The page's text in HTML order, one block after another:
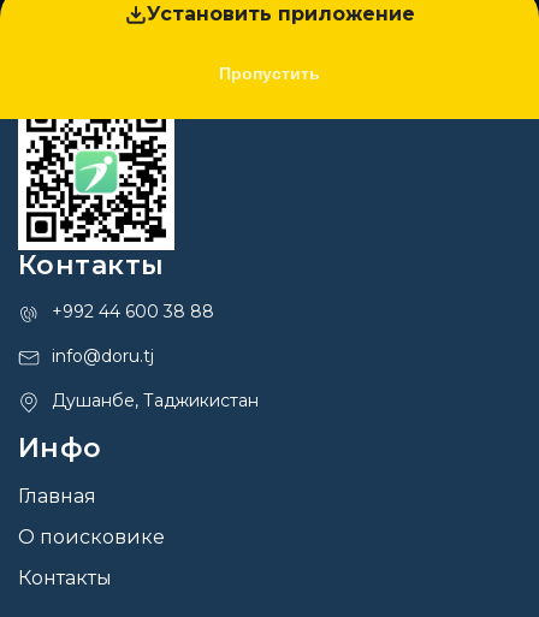
Установить приложение
Пропустить
Контакты
+992 44 600 38 88
info@doru.tj
Душанбе, Таджикистан
Инфо
Главная
О поисковике
Контакты